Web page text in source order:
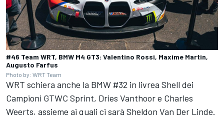
#46 Team WRT, BMW M4 GT3: Valentino Rossi, Maxime Martin,
Augusto Farfus
Photo by: WRT Team
WRT schiera anche la BMW #32 in livrea Shell dei
Campioni GTWC Sprint, Dries Vanthoor e Charles
Weerts, assieme ai quali ci sarà Sheldon Van Der Linde.